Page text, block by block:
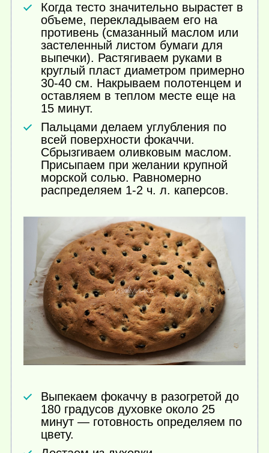
Когда тесто значительно вырастет в
объеме, перекладываем его на
противень (смазанный маслом или
застеленный листом бумаги для
выпечки). Растягиваем руками в
круглый пласт диаметром примерно
30-40 см. Накрываем полотенцем и
оставляем в теплом месте еще на
15 минут.
Пальцами делаем углубления по
всей поверхности фокаччи.
Сбрызгиваем оливковым маслом.
Присыпаем при желании крупной
морской солью. Равномерно
распределяем 1-2 ч. л. каперсов.
Выпекаем фокаччу в разогретой до
180 градусов духовке около 25
минут — готовность определяем по
цвету.